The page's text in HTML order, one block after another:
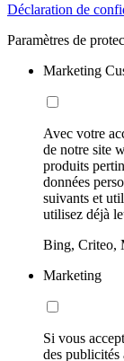
Déclaration de
Paramètres de
Marketing
Avec votre
de notre site
produits
données
suivants et
utilisez déjà
Bing, Criteo,
Marketing
Si vous
des publicités